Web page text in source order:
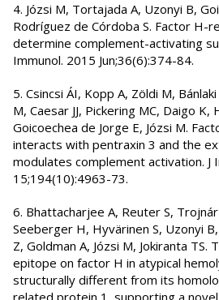
4. Józsi M, Tortajada A, Uzonyi B,
Rodríguez de Córdoba S. Factor H-
determine complement-activating
Immunol. 2015 Jun;36(6):374-84.
5. Csincsi ÁI, Kopp A, Zöldi M,
M, Caesar JJ, Pickering MC, Daigo K,
Goicoechea de Jorge E, Józsi M.
interacts with pentraxin 3 and the
modulates complement activation. J
15;194(10):4963-73.
6. Bhattacharjee A, Reuter S,
Seeberger H, Hyvärinen S, Uzonyi
Z, Goldman A, Józsi M, Jokiranta
epitope on factor H in atypical
structurally different from its